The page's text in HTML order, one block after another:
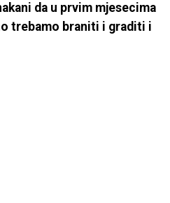
da u prvim mjesecima
trebamo braniti i graditi i